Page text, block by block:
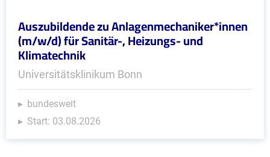
Auszubildende zu Anlagenmechaniker*innen
(m/w/d) für Sanitär-, Heizungs- und
Klimatechnik
Universitätsklinikum Bonn
bundesweit
Start: 03.08.2026